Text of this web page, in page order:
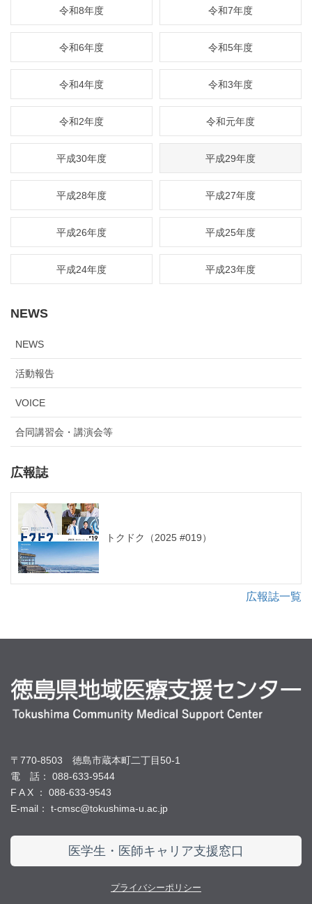
令和8年度 令和7年度
令和6年度 令和5年度
令和4年度 令和3年度
令和2年度 令和元年度
平成30年度 平成29年度
平成28年度 平成27年度
平成26年度 平成25年度
平成24年度 平成23年度
NEWS
NEWS
活動報告
VOICE
合同講習会・講演会等
広報誌
トクドク（2025 #019）
広報誌一覧
〒770-8503 徳島市蔵本町二丁目50-1
電 話： 088-633-9544
F A X ： 088-633-9543
E-mail： t-cmsc@tokushima-u.ac.jp
医学生・医師キャリア支援窓口
プライバシーポリシー